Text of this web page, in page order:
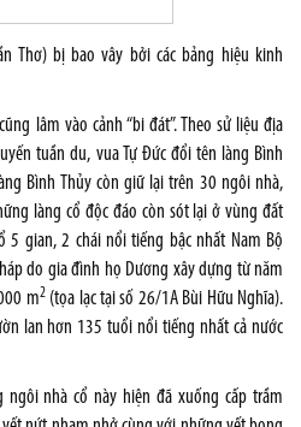
Thơ) bị bao vây bởi các bảng hiệu kinh
lâm vào cảnh “bi đát”. Theo sử liệu địa
tuần du, vua Tự Đức đổi tên làng Bình
Bình Thủy còn giữ lại trên 30 ngôi nhà,
làng cổ độc đáo còn sót lại ở vùng đất
5 gian, 2 chái nổi tiếng bậc nhất Nam Bộ
do gia đình họ Dương xây dựng từ năm
m2(tọa lạc tại số 26/1A Bùi Hữu Nghĩa).
lan hơn 135 tuổi nổi tiếng nhất cả nước
nhà cổ này hiện đã xuống cấp trầm